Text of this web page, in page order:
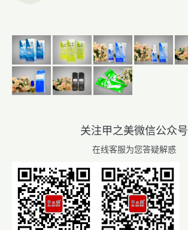
关注甲之美微信公众号
在线客服为您答疑解惑